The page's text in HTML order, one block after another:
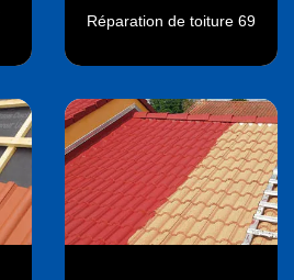
Réparation de toiture 69